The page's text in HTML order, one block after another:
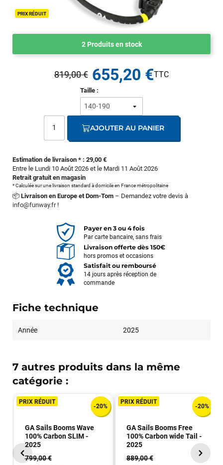
PRIX RÉDUIT
2 Produits en stock
Estimation de livraison * : 29,00 €
Entre le Lundi 10 Août 2026 et le Mardi 11 Août 2026
Retrait gratuit en magasin
* Calculée sur une livraison standard à domicile en France métropolitaine
📦 Livraison en Europe et Dom-Tom – Demandez votre devis à
info@funway.fr!
Taille :
819,00 € 655,20 €
AJOUTER AU PANIER
Payer en 3 ou 4 fois
Par carte bancaire, sans frais
Livraison offerte dès 150€
hors promos et occasions
Satisfait ou remboursé
14 jours après réception de
commande
Fiche technique
Année 2025
7 autres produits dans la même
catégorie :
PRIX RÉDUIT
-20%
GA Sails Booms Wave
100% Carbon SLIM -
2025
799,00 €
PRIX RÉDUIT
-20%
GA Sails Booms Free
100% Carbon wide Tail -
2025
889,00 €